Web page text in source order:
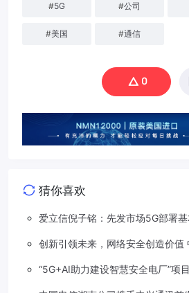
#5G #公司
#美国 #通信
0
猜你喜欢
爱立信倪子铭：先发市场5G部署
创新引领未来，网络安全创造价值
“5G+AI助力建设智慧安全电厂”项